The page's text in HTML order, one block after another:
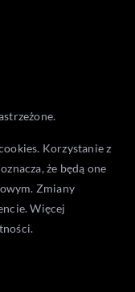
Korzystanie z
że będą one
Zmiany
Więcej
.